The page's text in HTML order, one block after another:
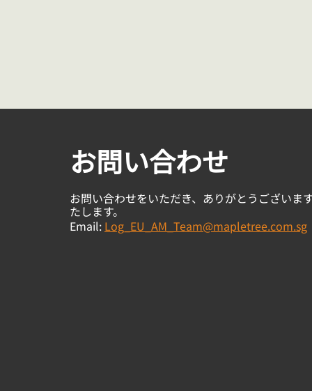
お問い合わせ
お問い合わせをいただき、ありがとうございま
たします。
Email: Log_EU_AM_Team@mapletree.com.sg